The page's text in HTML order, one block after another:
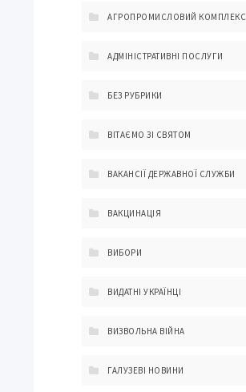
АГРОПРОМИСЛОВИЙ КОМПЛЕКС
АДМІНІСТРАТИВНІ ПОСЛУГИ
БЕЗ РУБРИКИ
ВІТАЄМО ЗІ СВЯТОМ
ВАКАНСІЇ ДЕРЖАВНОЇ СЛУЖБИ
ВАКЦИНАЦІЯ
ВИБОРИ
ВИДАТНІ УКРАЇНЦІ
ВИЗВОЛЬНА ВІЙНА
ГАЛУЗЕВІ НОВИНИ